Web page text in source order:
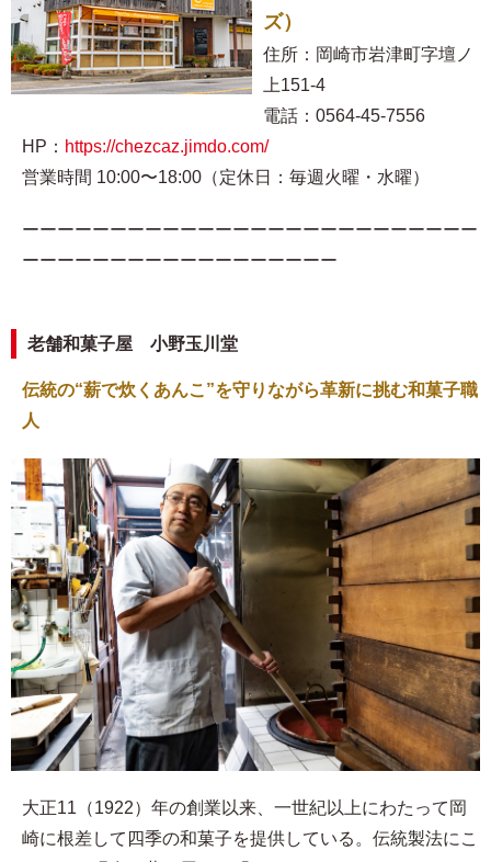
ズ）
住所：岡崎市岩津町字壇ノ
上151-4
電話：0564-45-7556
HP： https://chezcaz.jimdo.com/
営業時間 10:00〜18:00（定休日：毎週火曜・水曜）
ーーーーーーーーーーーーーーーーーーーーーーーーーー
ーーーーーーーーーーーーーーーーーー
老舗和菓子屋 小野玉川堂
伝統の“薪で炊くあんこ”を守りながら革新に挑む和菓子職
人
大正11（1922）年の創業以来、一世紀以上にわたって岡
崎に根差して四季の和菓子を提供している。伝統製法にこ